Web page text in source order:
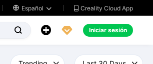
 Español   Creality Cloud App
   Iniciar sesión